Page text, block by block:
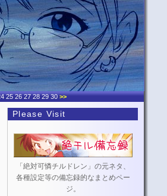
25 26 27 28 29 30>>
Please Visit
「絶対可憐チルドレン」の元ネタ、
各種設定等の備忘録的なまとめペー
ジ。